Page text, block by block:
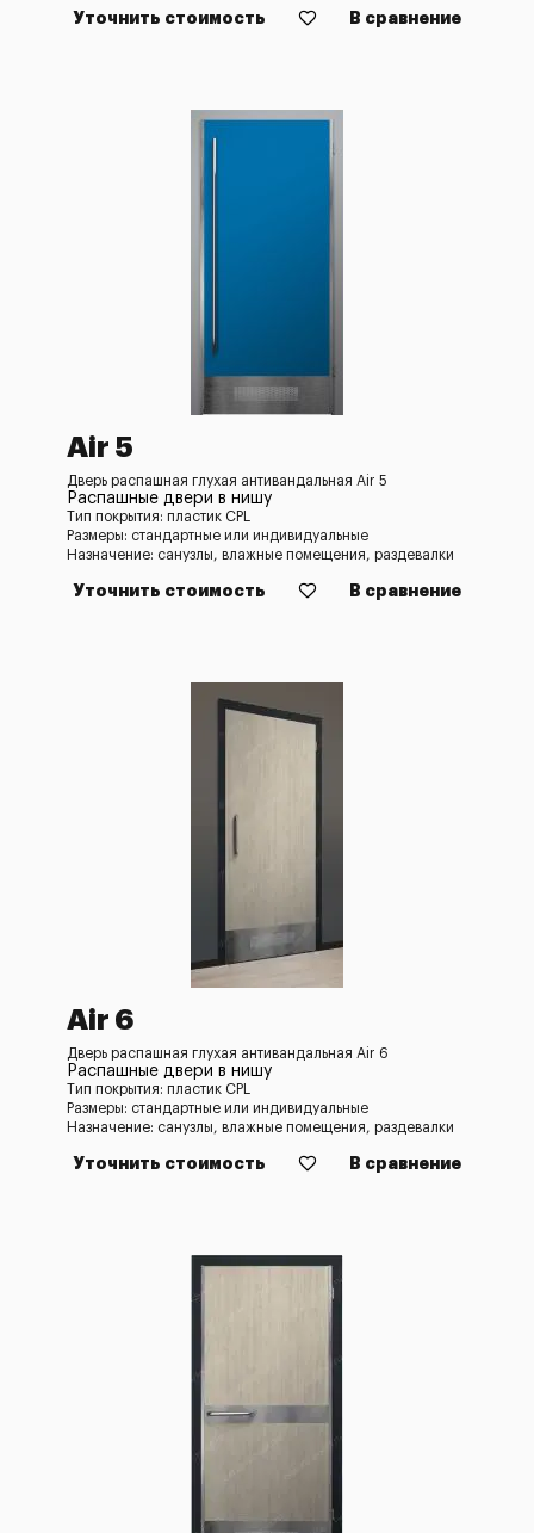
Уточнить стоимость В сравнение
Air 5
Дверь распашная глухая антивандальная Air 5
Распашные двери в нишу
Тип покрытия: пластик CPL
Размеры: стандартные или индивидуальные
Назначение: санузлы, влажные помещения, раздевалки
Уточнить стоимость В сравнение
Air 6
Дверь распашная глухая антивандальная Air 6
Распашные двери в нишу
Тип покрытия: пластик CPL
Размеры: стандартные или индивидуальные
Назначение: санузлы, влажные помещения, раздевалки
Уточнить стоимость В сравнение